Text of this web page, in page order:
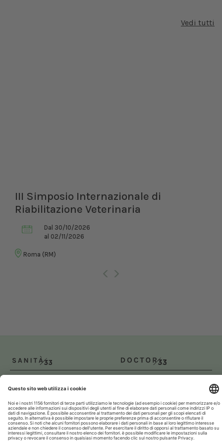
Vedi tutti
III Simposio Internazionale di
Riabilitazione Veterinaria
Dal 30/10/2026
al 02/11/2026
Roma (RM)